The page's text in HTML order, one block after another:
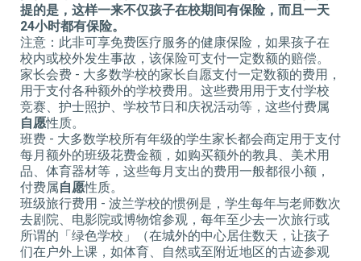
提的是，这样一来不仅孩子在校期间有保险，而且一天
24小时都有保险。
注意：此非可享免费医疗服务的健康保险，如果孩子在
校内或校外发生事故，该保险可支付一定数额的赔偿。
家长会费 - 大多数学校的家长自愿支付一定数额的费用，
用于支付各种额外的学校费用。这些费用用于支付学校
竞赛、护士照护、学校节日和庆祝活动等，这些付费属
自愿性质。
班费 - 大多数学校所有年级的学生家长都会商定用于支付
每月额外的班级花费金额，如购买额外的教具、美术用
品、体育器材等，这些每月支出的费用一般都很小额，
付费属自愿性质。
班级旅行费用 - 波兰学校的惯例是，学生每年与老师数次
去剧院、电影院或博物馆参观，每年至少去一次旅行或
所谓的「绿色学校」（在城外的中心居住数天，让孩子
们在户外上课，如体育、自然或至附近地区的古迹参观